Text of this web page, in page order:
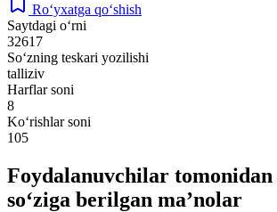
Ro‘yxatga qo‘shish
Saytdagi o‘rni
32617
So‘zning teskari yozilishi
talliziv
Harflar soni
8
Ko‘rishlar soni
105
Foydalanuvchilar
so‘ziga berilgan ma’nolar